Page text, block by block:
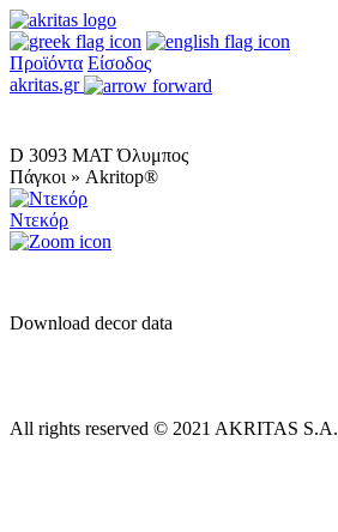
Προϊόντα Είσοδος
akritas.gr
D 3093 MAT Όλυμπος
Πάγκοι » Akritop®
Ντεκόρ
Download decor data
All rights reserved © 2021 AKRITAS S.A.